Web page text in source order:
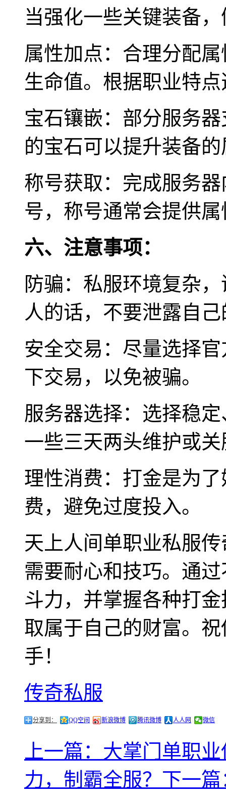
当强化一些关键装备
属性加点：合理分配
生命值。根据职业特
宝石镶嵌：部分服务
的宝石可以提升装备
称号获取：完成服务
号，称号通常会提供
六、注意事项：
防骗：私服环境复杂
人的话，不要泄露自
安全交易：尽量选择
下交易，以免被骗。
服务器选择：选择稳
一些三天两头维护或
理性消费：打金是为
费，避免过度投入。
天上人间单职业私服
需要耐心和技巧。通
斗力，并掌握各种打
取属于自己的财富。
手！
传奇私服
分享到： QQ空间 新浪微博 腾讯微博 人人网 微信
上一篇：大掌门单职
力，制霸全服？ 下一